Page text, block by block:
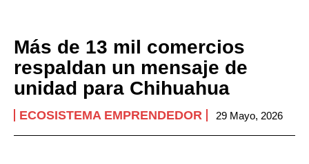
Más de 13 mil comercios
respaldan un mensaje de
unidad para Chihuahua
ECOSISTEMA EMPRENDEDOR 29 Mayo, 2026